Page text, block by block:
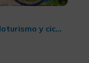
Turismo deportivo, BTT, cicloturismo y ciclismo